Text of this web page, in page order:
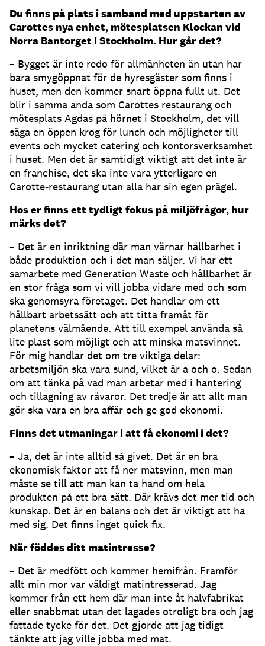
Du finns på plats i samband med uppstarten av
Carottes nya enhet, mötesplatsen Klockan vid
Norra Bantorget i Stockholm. Hur går det?
– Bygget är inte redo för allmänheten än utan har
bara smygöppnat för de hyresgäster som finns i
huset, men den kommer snart öppna fullt ut. Det
blir i samma anda som Carottes restaurang och
mötesplats Agdas på hörnet i Stockholm, det vill
säga en öppen krog för lunch och möjligheter till
events och mycket catering och kontorsverksamhet
i huset. Men det är samtidigt viktigt att det inte är
en franchise, det ska inte vara ytterligare en
Carotte-restaurang utan alla har sin egen prägel.
Hos er finns ett tydligt fokus på miljöfrågor, hur
märks det?
– Det är en inriktning där man värnar hållbarhet i
både produktion och i det man säljer. Vi har ett
samarbete med Generation Waste och hållbarhet är
en stor fråga som vi vill jobba vidare med och som
ska genomsyra företaget. Det handlar om ett
hållbart arbetssätt och att titta framåt för
planetens välmående. Att till exempel använda så
lite plast som möjligt och att minska matsvinnet.
För mig handlar det om tre viktiga delar:
arbetsmiljön ska vara sund, vilket är a och o. Sedan
om att tänka på vad man arbetar med i hantering
och tillagning av råvaror. Det tredje är att allt man
gör ska vara en bra affär och ge god ekonomi.
Finns det utmaningar i att få ekonomi i det?
– Ja, det är inte alltid så givet. Det är en bra
ekonomisk faktor att få ner matsvinn, men man
måste se till att man kan ta hand om hela
produkten på ett bra sätt. Där krävs det mer tid och
kunskap. Det är en balans och det är viktigt att ha
med sig. Det finns inget quick fix.
När föddes ditt matintresse?
– Det är medfött och kommer hemifrån. Framför
allt min mor var väldigt matintresserad. Jag
kommer från ett hem där man inte åt halvfabrikat
eller snabbmat utan det lagades otroligt bra och jag
fattade tycke för det. Det gjorde att jag tidigt
tänkte att jag ville jobba med mat.